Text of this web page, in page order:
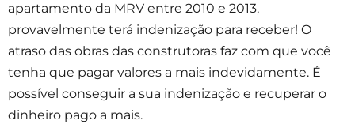
apartamento da MRV entre 2010 e 2013,
provavelmente terá indenização para receber! O
atraso das obras das construtoras faz com que você
tenha que pagar valores a mais indevidamente. É
possível conseguir a sua indenização e recuperar o
dinheiro pago a mais.